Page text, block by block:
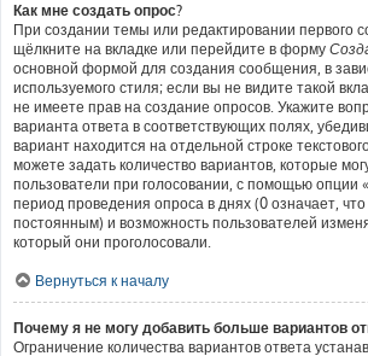
Как мне создать опрос?
При создании темы или редактировании первого
щёлкните на вкладке или перейдите в форму
основной формой для создания сообщения, в
используемого стиля; если вы не видите такой
не имеете прав на создание опросов. Укажите
варианта ответа в соответствующих полях,
вариант находится на отдельной строке
можете задать количество вариантов, которые
пользователи при голосовании, с помощью опции
период проведения опроса в днях (0 означает,
постоянным) и возможность пользователей
который они проголосовали.
Вернуться к началу
Почему я не могу добавить больше вариантов
Ограничение количества вариантов ответа